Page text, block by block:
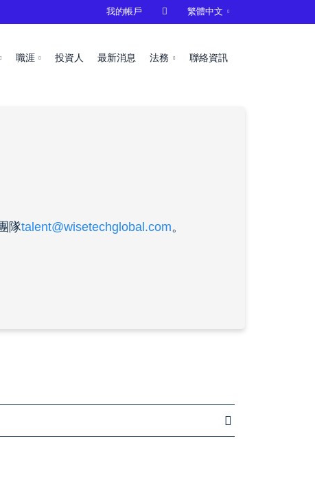
職涯 投資人 最新消息 法務 聯絡資訊
我的帳戶  繁體中文
隊talent@wisetechglobal.com。